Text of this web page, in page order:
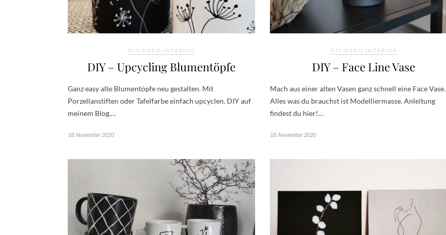
DIY DEKO INTERIOR
DIY – Upcycling Blumentöpfe
Ganz easy alte Blumentöpfe neu gestalten. Mit
Porzellanstiften oder Tafelfarbe einfach upcyclen. DIY auf
meinem Blog.…
18. November 2020
DIY DEKO INTERIOR
DIY – Face Line Vase
Mach aus einer alten Vasen ganz schnell eine Face Vase.
Alles was du brauchst ist Modelliermasse. Anleitung
findest du hier!…
18. November 2020